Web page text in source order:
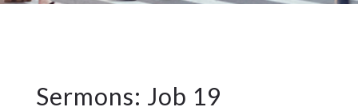
Sermons: Job 19